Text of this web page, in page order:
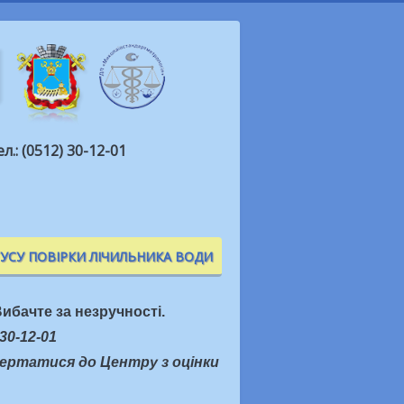
(0512) 30-12-01
ПОВІРКИ ЛІЧИЛЬНИКА ВОДИ
за незручності.
12-01
до Центру з оцінки